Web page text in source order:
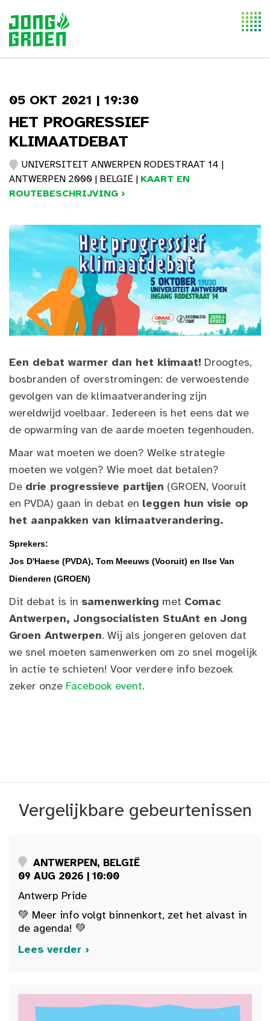
05 OKT 2021 | 19:30
HET PROGRESSIEF
KLIMAATDEBAT
UNIVERSITEIT ANWERPEN RODESTRAAT 14 |
ANTWERPEN 2000 | BELGIË | KAART EN
ROUTEBESCHRIJVING ›
Een debat warmer dan het klimaat! Droogtes,
bosbranden of overstromingen: de verwoestende
gevolgen van de klimaatverandering zijn
wereldwijd voelbaar. Iedereen is het eens dat we
de opwarming van de aarde moeten tegenhouden.
Maar wat moeten we doen? Welke strategie
moeten we volgen? Wie moet dat betalen?
De drie progressieve partijen (GROEN, Vooruit
en PVDA) gaan in debat en leggen hun visie op
het aanpakken van klimaatverandering.
Sprekers:
Jos D'Haese (PVDA), Tom Meeuws (Vooruit) en Ilse Van
Dienderen (GROEN)
Dit debat is in samenwerking met Comac
Antwerpen, Jongsocialisten StuAnt en Jong
Groen Antwerpen. Wij als jongeren geloven dat
we snel moeten samenwerken om zo snel mogelijk
in actie te schieten! Voor verdere info bezoek
zeker onze Facebook event.
Vergelijkbare gebeurtenissen
ANTWERPEN, BELGIË
09 AUG 2026 | 10:00
Antwerp Pride
💚 Meer info volgt binnenkort, zet het alvast in
de agenda! 💚
Lees verder ›